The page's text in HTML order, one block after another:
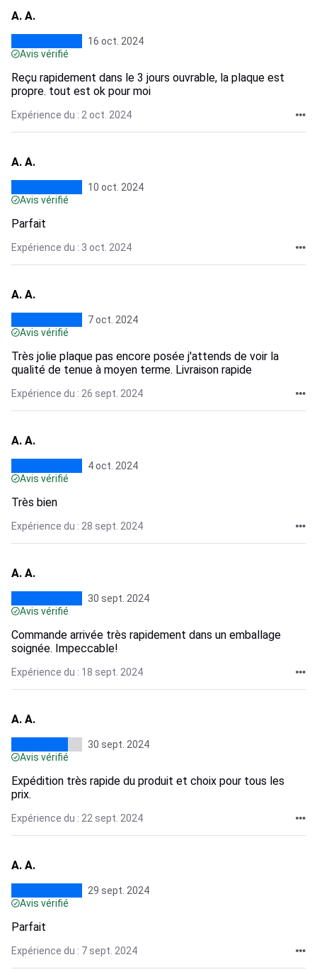
A. A.
16 oct. 2024
Avis vérifié
Reçu rapidement dans le 3 jours ouvrable, la plaque est
propre. tout est ok pour moi
Expérience du : 2 oct. 2024
A. A.
10 oct. 2024
Avis vérifié
Parfait
Expérience du : 3 oct. 2024
A. A.
7 oct. 2024
Avis vérifié
Très jolie plaque pas encore posée j'attends de voir la
qualité de tenue à moyen terme. Livraison rapide
Expérience du : 26 sept. 2024
A. A.
4 oct. 2024
Avis vérifié
Très bien
Expérience du : 28 sept. 2024
A. A.
30 sept. 2024
Avis vérifié
Commande arrivée très rapidement dans un emballage
soignée. Impeccable!
Expérience du : 18 sept. 2024
A. A.
30 sept. 2024
Avis vérifié
Expédition très rapide du produit et choix pour tous les
prix.
Expérience du : 22 sept. 2024
A. A.
29 sept. 2024
Avis vérifié
Parfait
Expérience du : 7 sept. 2024